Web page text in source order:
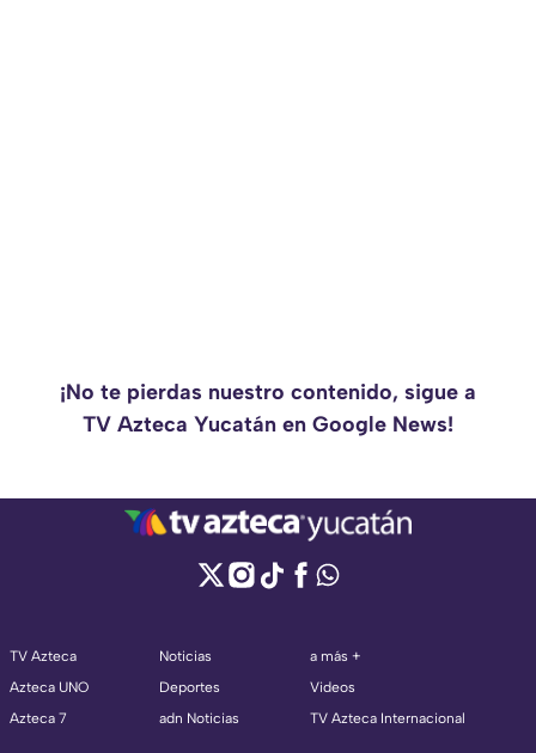
¡No te pierdas nuestro contenido, sigue a
TV Azteca Yucatán en Google News!
TV Azteca
Azteca UNO
Azteca 7
Noticias
Deportes
adn Noticias
a más +
Videos
TV Azteca Internacional